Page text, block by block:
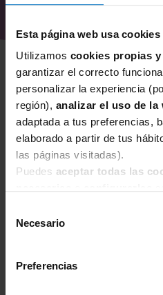
Esta página web usa cookies
Utilizamos cookies propias
garantizar el correcto
personalizar la experiencia
región), analizar el uso de la
adaptada a tus preferencias,
elaborado a partir de tus
las páginas visitadas).
Puedes aceptar todas las
Necesario
Preferencias
Sujetador sin tirantes con